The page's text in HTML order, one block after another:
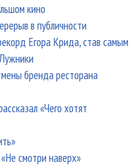
кино
в публичности
Егора Крида, став самым
бренда ресторана
«Чего хотят
смотри наверх»